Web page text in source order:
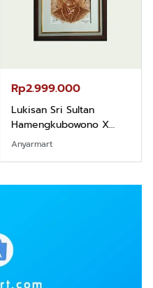
Rp2.999.000
Lukisan Sri Sultan
Hamengkubowono X
dari Kopi Karya Rudi
Winarso
Anyarmart